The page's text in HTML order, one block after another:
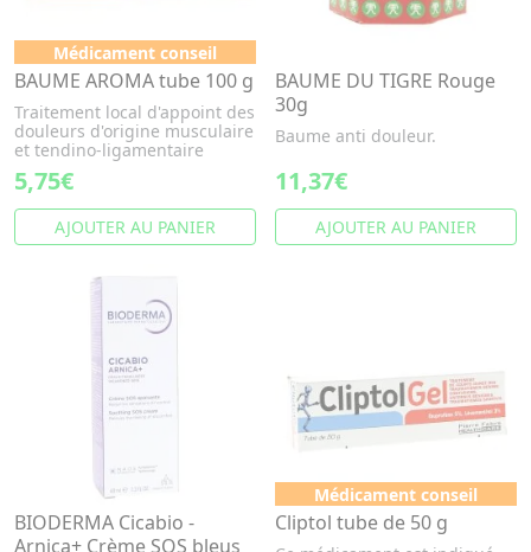
Médicament conseil
BAUME AROMA tube 100 g
Traitement local d'appoint des
douleurs d'origine musculaire
et tendino-ligamentaire
5,75€
AJOUTER AU PANIER
BAUME DU TIGRE Rouge
30g
Baume anti douleur.
11,37€
AJOUTER AU PANIER
BIODERMA Cicabio -
Arnica+ Crème SOS bleus
Médicament conseil
Cliptol tube de 50 g